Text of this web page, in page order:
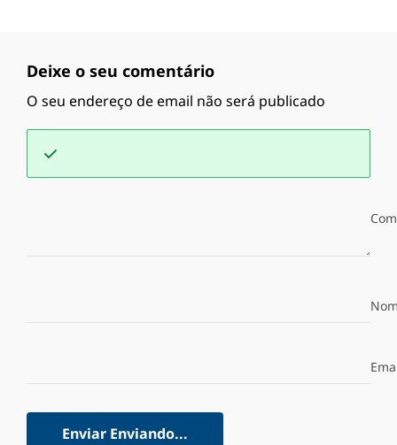
Deixe o seu comentário
O seu endereço de email não será publicado
Enviar Enviando...